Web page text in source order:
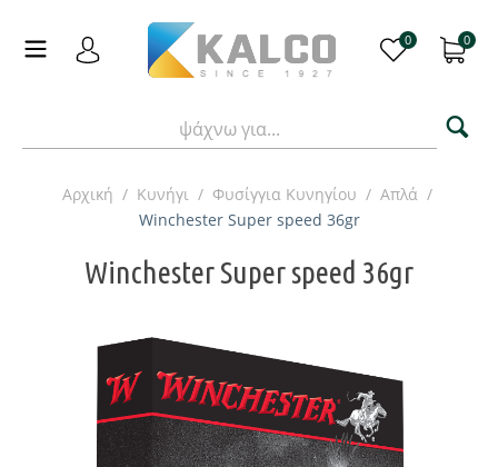
0 0
Αρχική / Κυνήγι / Φυσίγγια Κυνηγίου / Απλά /
Winchester Super speed 36gr
Winchester Super speed 36gr